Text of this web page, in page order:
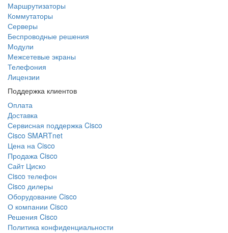
Маршрутизаторы
Коммутаторы
Серверы
Беспроводные решения
Модули
Межсетевые экраны
Телефония
Лицензии
Поддержка клиентов
Оплата
Доставка
Сервисная поддержка Cisco
Cisco SMARTnet
Цена на Cisco
Продажа Cisco
Сайт Циско
Сisco телефон
Cisco дилеры
Оборудование Cisco
О компании Cisco
Решения Cisco
Политика конфиденциальности